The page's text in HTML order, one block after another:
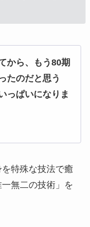
から、もう80期
たのだと思う
っぱいになりま
特殊な技法で癒
無二の技術」を